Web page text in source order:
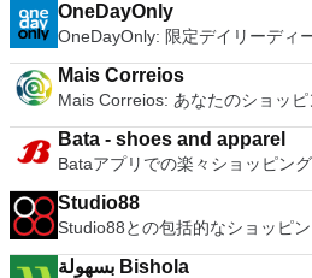
OneDayOnly
OneDayOnly: 限定デイリーディ
Mais Correios
Mais Correios: あなたのショッ
Bata - shoes and apparel
Bataアプリでの楽々ショッピング
Studio88
Studio88との包括的なショッピ
بسهولة Bishola